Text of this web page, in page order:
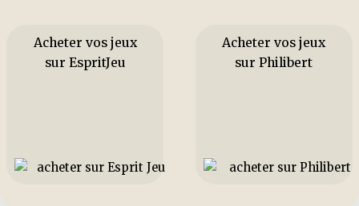
Acheter vos jeux
sur EspritJeu
Acheter vos jeux
sur Philibert